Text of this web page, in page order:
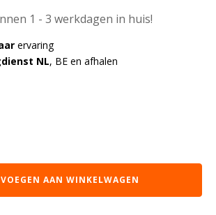
1 - 3 werkdagen in huis!
ervaring
NL, BE en afhalen
AAN WINKELWAGEN